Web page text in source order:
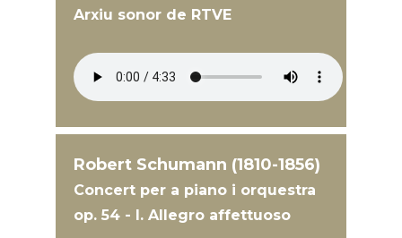
Arxiu sonor de RTVE
Robert Schumann (1810-1856)
Concert per a piano i orquestra
op. 54 - I. Allegro affettuoso